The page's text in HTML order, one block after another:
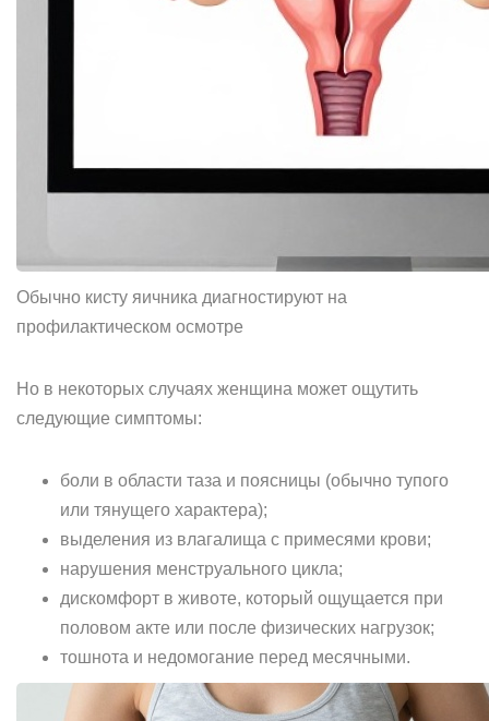
Обычно кисту яичника диагностируют на
профилактическом осмотре
Но в некоторых случаях женщина может ощутить
следующие симптомы:
боли в области таза и поясницы (обычно тупого
или тянущего характера);
выделения из влагалища с примесями крови;
нарушения менструального цикла;
дискомфорт в животе, который ощущается при
половом акте или после физических нагрузок;
тошнота и недомогание перед месячными.